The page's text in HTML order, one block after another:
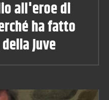
all'eroe di
ha fatto
Juve